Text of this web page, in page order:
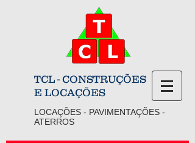
TCL - CONSTRUÇÕES
E LOCAÇÕES
LOCAÇÕES - PAVIMENTAÇÕES -
ATERROS